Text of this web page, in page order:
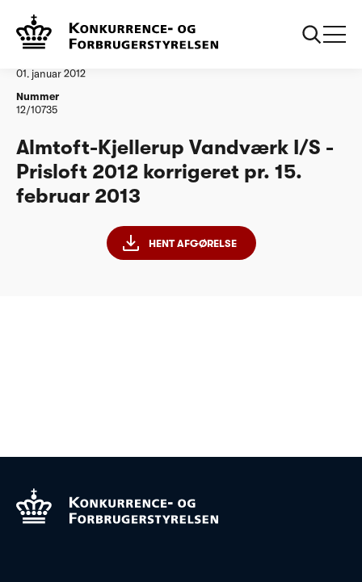
Vandtilsyn
01. januar 2012
Nummer
12/10735
Almtoft-Kjellerup Vandværk I/S -
Prisloft 2012 korrigeret pr. 15.
februar 2013
HENT AFGØRELSE